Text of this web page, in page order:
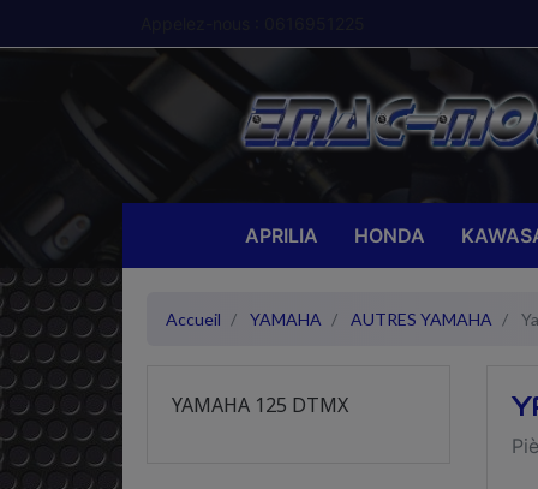
APRILIA HONDA
Accueil YAMAHA AUTRES YAMAHA
YAMAHA 125 DTMX